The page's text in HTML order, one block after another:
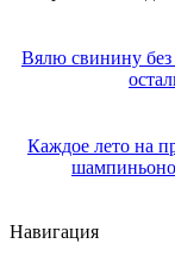
Вялю свинину
Каждое лето на
Навигация